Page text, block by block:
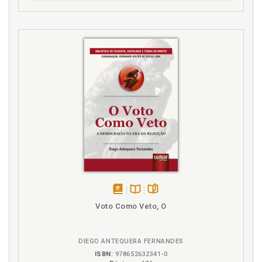
Eu. O ´eu´ que se anuncia: espetáculos de curta
duração em um mundo fluido, p. 59
Eu. O ´eu´ que teme: quando encontros se
transformam em perseguições, p. 67
Eu. Subjetividades prêt-à-porter ou a arte de ser
consumido como ´eu´ de cada estação, p. 61
EXistenZ: o corpo-cibernético ou o código
informacional do orgânico, p. 101
Ficções corporais ou sobre o corpo como
testemunha da sociedade, p. 75
Voto Como Veto, O
DIEGO ANTEQUERA FERNANDES
ISBN: 978652632341-0